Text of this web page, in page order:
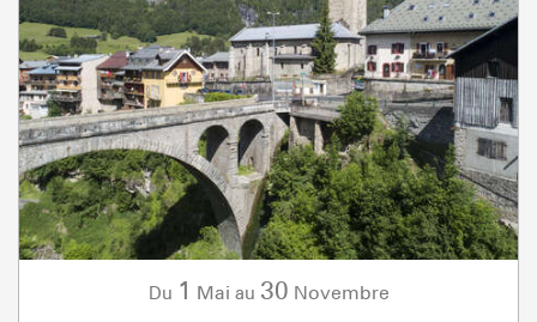
Du 1 Mai au 30 Novembre